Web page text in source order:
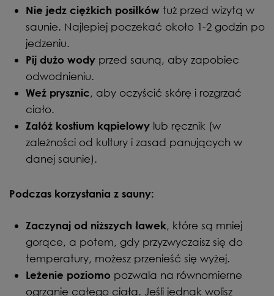
Nie jedz ciężkich posiłków tuż przed wizytą w
saunie. Najlepiej poczekać około 1-2 godzin po
jedzeniu.
Pij dużo wody przed sauną, aby zapobiec
odwodnieniu.
Weź prysznic, aby oczyścić skórę i rozgrzać
ciało.
Załóż kostium kąpielowy lub ręcznik (w
zależności od kultury i zasad panujących w
danej saunie).
Podczas korzystania z sauny:
Zaczynaj od niższych ławek, które są mniej
gorące, a potem, gdy przyzwyczaisz się do
temperatury, możesz przenieść się wyżej.
Leżenie poziomo pozwala na równomierne
ogrzanie całego ciała. Jeśli jednak wolisz